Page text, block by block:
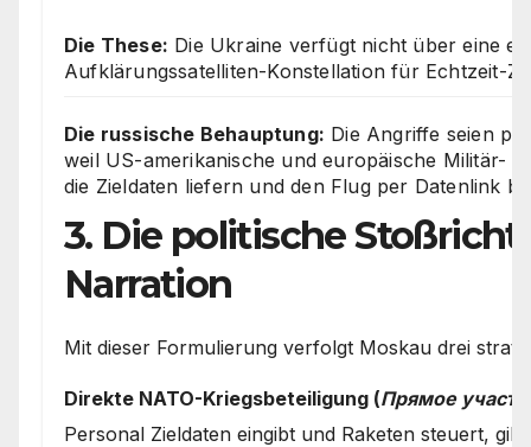
Die These: Die Ukraine verfügt nicht über eine
Aufklärungssatelliten-Konstellation für Echtzeit-
Die russische Behauptung: Die Angriffe seien
weil US-amerikanische und europäische Militär-
die Zieldaten liefern und den Flug per Datenlink
3. Die politische
Narration
Mit dieser Formulierung verfolgt Moskau drei
Direkte NATO-Kriegsbeteiligung (Прямое
Personal Zieldaten eingibt und Raketen steuert, gilt